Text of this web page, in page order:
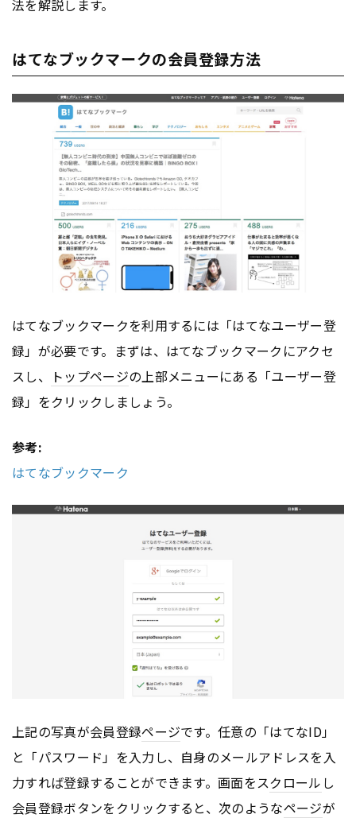
法を解説します。
はてなブックマークの会員登録方法
はてなブックマークを利用するには「はてなユーザー登
録」が必要です。まずは、はてなブックマークにアクセ
スし、
トップページの上部メニューにある「ユーザー登
録」をクリックしましょう。
参考:
はてなブックマーク
上記の写真が会員登録ページです。任意の「はてなID」
と「パスワード」を入力し、自身のメールアドレスを入
力すれば登録することができます。画面をスクロール し
会員登録ボタンをクリックすると、次のようなページが